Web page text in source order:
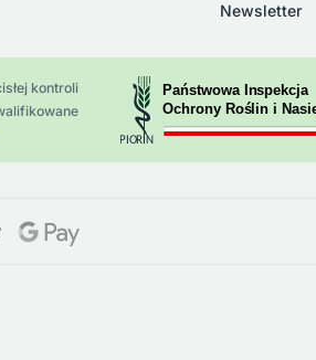
Newsletter
kontroli